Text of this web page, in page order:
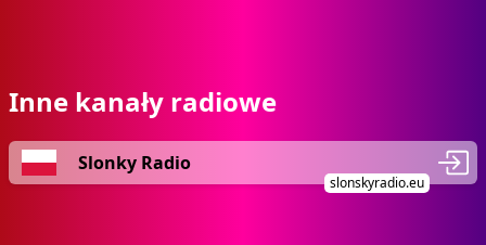
Inne kanały radiowe
Slonky Radio
slonskyradio.eu